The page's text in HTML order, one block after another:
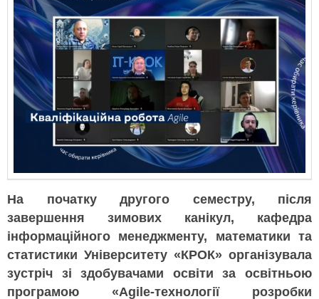
На початку другого семестру, після
завершення зимових канікул, кафедра
інформаційного менеджменту, математики та
статистики Університету «КРОК» організувала
зустріч зі здобувачами освіти за освітньою
програмою «Agile-технології розробки